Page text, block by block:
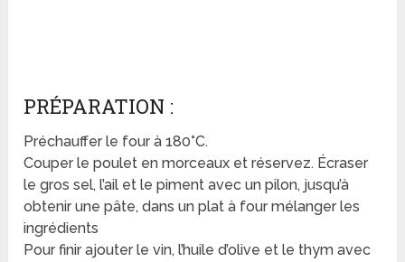
PRÉPARATION :
Préchauffer le four à 180°C.
Couper le poulet en morceaux et réservez. Écraser
le gros sel, l’ail et le piment avec un pilon, jusqu’à
obtenir une pâte, dans un plat à four mélanger les
ingrédients
Pour finir ajouter le vin, l’huile d’olive et le thym avec